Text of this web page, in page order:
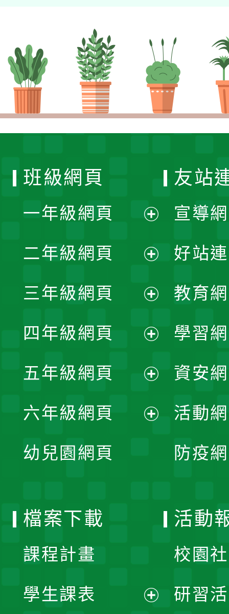
班級網頁
一年級網頁
開
選
單
二年級網頁
開
選
單
三年級網頁
開
選
單
四年級網頁
開
選
五年級網頁
開
六年級網頁
幼兒園網頁
友站
宣導
好站
教育
學習
資安
活動
防疫
檔案下載
課程計畫
學生課表
活動
校園
研習